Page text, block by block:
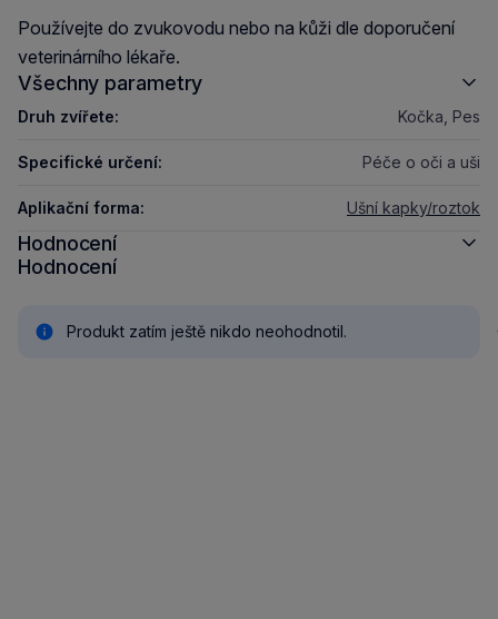
Používejte do zvukovodu nebo na kůži dle doporučení
veterinárního lékaře.
Všechny parametry
Druh zvířete: Kočka, Pes
Specifické určení: Péče o oči a uši
Aplikační forma: Ušní kapky/roztok
Hodnocení
Hodnocení
Produkt zatím ještě nikdo neohodnotil.